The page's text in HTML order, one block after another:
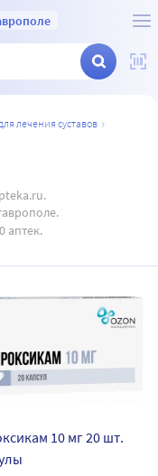
лечения суставов
аптек.
10 мг 20 шт.